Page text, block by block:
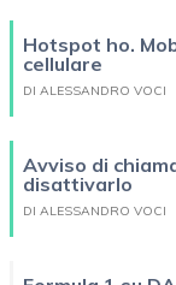
Hotspot ho.
cellulare
DI ALESSANDRO VOCI
Avviso di
disattivarlo
DI ALESSANDRO VOCI